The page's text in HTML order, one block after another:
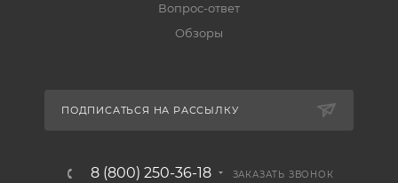
Вопрос-ответ
Обзоры
ПОДПИСАТЬСЯ НА РАССЫЛКУ
8 (800) 250-36-18 ЗАКАЗАТЬ ЗВОНОК